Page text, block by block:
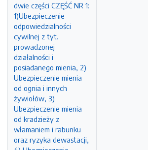
dwie części CZĘŚĆ NR 1:
1)Ubezpieczenie
odpowiedzialności
cywilnej z tyt.
prowadzonej
działalności i
posiadanego mienia, 2)
Ubezpieczenie mienia
od ognia i innych
żywiołów, 3)
Ubezpieczenie mienia
od kradzieży z
włamaniem i rabunku
oraz ryzyka dewastacji,